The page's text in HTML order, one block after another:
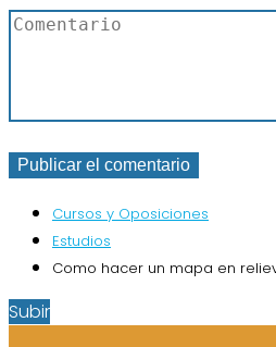
Cursos y Oposiciones
Estudios
Como hacer un mapa en
Subir